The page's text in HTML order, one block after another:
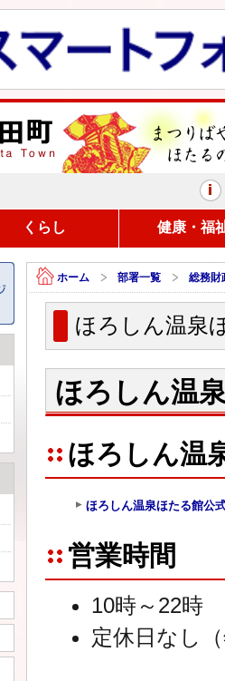
まつりばやしと、ほたるの里
くらし 健康・福
ホーム 部署一覧 総務財
ほろしん温泉
ほろしん温
ほろしん温
ほろしん温泉ほたる館公
営業時間
10時～22時
定休日なし